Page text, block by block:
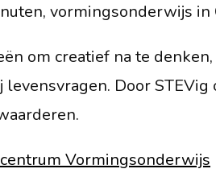
vormingsonderwijs in
om creatief na te
Door
Vormingsonderwijs